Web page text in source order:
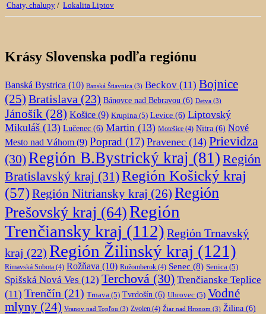
Chaty, chalupy / Lokalita Liptov
Krásy Slovenska podľa regiónu
Banská Bystrica (10) Banská Štiavnica (3) Beckov (11) Bojnice
(25) Bratislava (23) Bánovce nad Bebravou (6) Detva (3)
Jánošík (28) Košice (9) Krupina (5) Levice (6) Liptovský
Mikuláš (13) Lučenec (6) Martin (13) Motešice (4) Nitra (6) Nové
Mesto nad Váhom (9) Poprad (17) Pravenec (14) Prievidza
(30)Región B.Bystrický kraj (81) Región
Bratislavský kraj (31)Región Košický kraj
(57)Región Nitriansky kraj (26) Región
Prešovský kraj (64)Región
Trenčiansky kraj (112) Región Trnavský
kraj (22) Región Žilinský kraj (121)
Rimavská Sobota (4) Rožňava (10) Ružomberok (4) Senec (8) Senica (5)
Spišská Nová Ves (12) Terchová (30) Trenčianske Teplice
(11) Trenčín (21) Trnava (5) Tvrdošín (6) Uhrovec (5) Vodné
mlyny (24) Vranov nad Topľou (3) Zvolen (4) Žiar nad Hronom (3) Žilina (6)